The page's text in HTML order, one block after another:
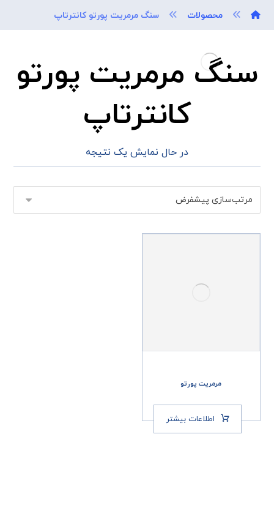
محصولات سنگ مرمریت پورتو کانترتاپ
سنگ مرمریت پورتو
کانترتاپ
در حال نمایش یک نتیجه
مرمریت پورتو
اطلاعات بیشتر